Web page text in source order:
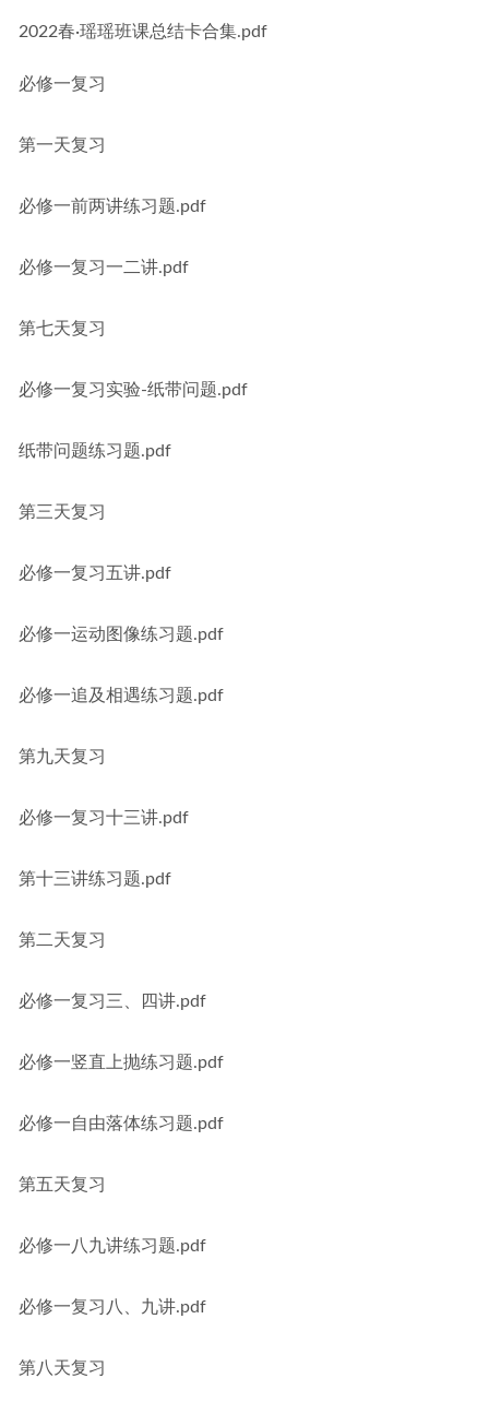
2022春·瑶瑶班课总结卡合集.pdf
必修一复习
第一天复习
必修一前两讲练习题.pdf
必修一复习一二讲.pdf
第七天复习
必修一复习实验-纸带问题.pdf
纸带问题练习题.pdf
第三天复习
必修一复习五讲.pdf
必修一运动图像练习题.pdf
必修一追及相遇练习题.pdf
第九天复习
必修一复习十三讲.pdf
第十三讲练习题.pdf
第二天复习
必修一复习三、四讲.pdf
必修一竖直上抛练习题.pdf
必修一自由落体练习题.pdf
第五天复习
必修一八九讲练习题.pdf
必修一复习八、九讲.pdf
第八天复习